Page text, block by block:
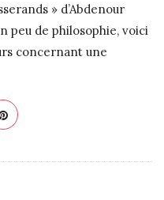
» d’Abdenour
peu de philosophie, voici
concernant une